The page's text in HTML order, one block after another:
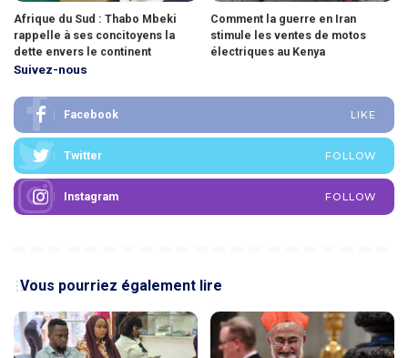
Afrique du Sud : Thabo Mbeki
rappelle à ses concitoyens la
dette envers le continent
Comment la guerre en Iran
stimule les ventes de motos
électriques au Kenya
Suivez-nous
Facebook LIKE
Twitter FOLLOW
Instagram FOLLOW
Vous pourriez également lire